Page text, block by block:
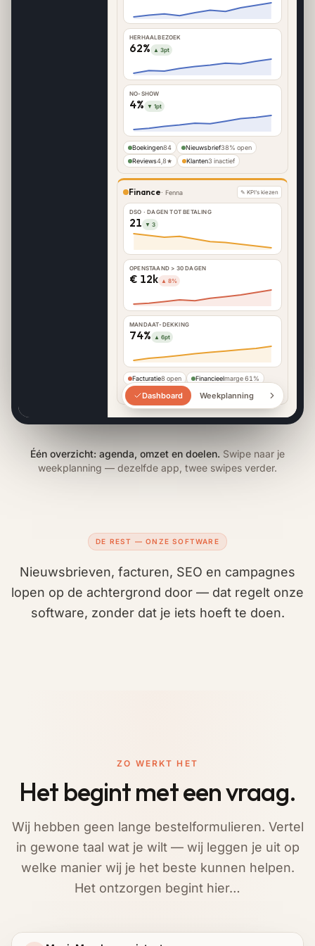
HERHAALBEZOEK
62% ▲ 3pt
NO-SHOW
4% ▼ 1pt
Boekingen84 Nieuwsbrief38% open
Reviews4,8★ Klanten3 inactief
Finance· Fenna ✎ KPI's kiezen
DSO · DAGEN TOT BETALING
21 ▼ 3
OPENSTAAND > 30 DAGEN
€ 12k ▲ 8%
MANDAAT-DEKKING
74% ▲ 6pt
Facturatie8 open Financieelmarge 61%
Machtigen
Incasso storno 0,9%
Dashboard Weekplanning
Één overzicht: agenda, omzet en doelen. Swipe naar je
weekplanning — dezelfde app, twee swipes verder.
DE REST — ONZE SOFTWARE
Nieuwsbrieven, facturen, SEO en campagnes
lopen op de achtergrond door — dat regelt onze
software, zonder dat je iets hoeft te doen.
ZO WERKT HET
Het begint met een vraag.
Wij hebben geen lange bestelformulieren. Vertel
in gewone taal wat je wilt — wij leggen je uit op
welke manier wij je het beste kunnen helpen.
Het ontzorgen begint hier…